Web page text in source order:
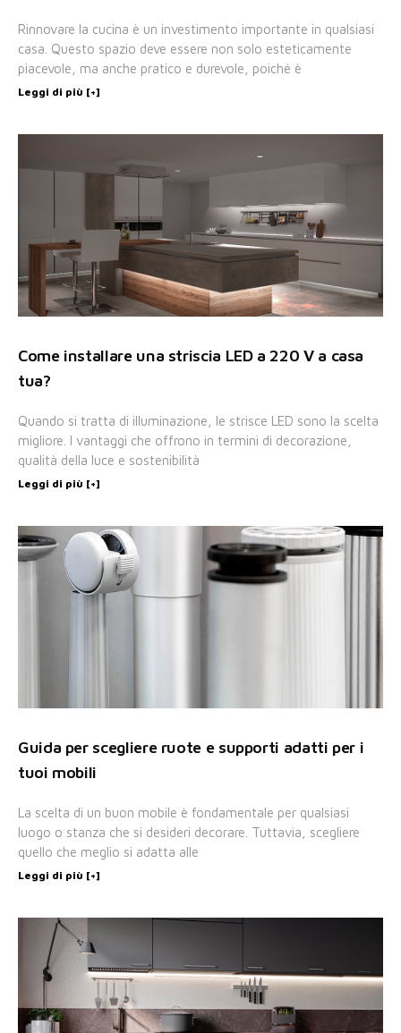
Rinnovare la cucina è un investimento importante in qualsiasi
casa. Questo spazio deve essere non solo esteticamente
piacevole, ma anche pratico e durevole, poiché è
Leggi di più [+]
Come installare una striscia LED a 220 V a casa
tua?
Quando si tratta di illuminazione, le strisce LED sono la scelta
migliore. I vantaggi che offrono in termini di decorazione,
qualità della luce e sostenibilità
Leggi di più [+]
Guida per scegliere ruote e supporti adatti per i
tuoi mobili
La scelta di un buon mobile è fondamentale per qualsiasi
luogo o stanza che si desideri decorare. Tuttavia, scegliere
quello che meglio si adatta alle
Leggi di più [+]